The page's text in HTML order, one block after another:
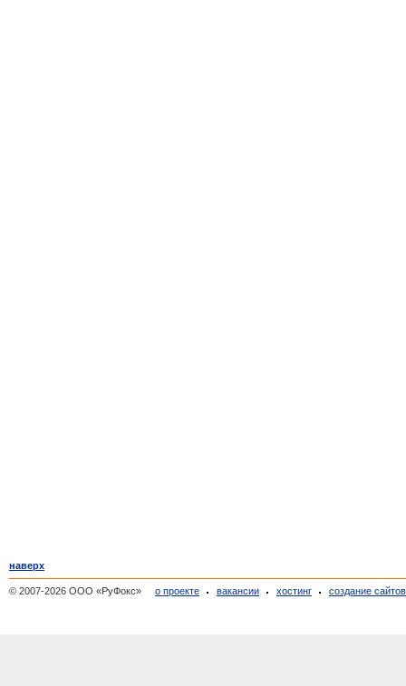
наверх
© 2007-2026 ООО «РуФокс» о проекте вакансии хостинг создание сайтов